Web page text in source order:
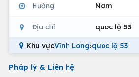
Hướng Nam
Địa chỉ quoc lộ 53
Khu vựcVĩnh Long›quoc lộ 53
Pháp lý & Liên hệ